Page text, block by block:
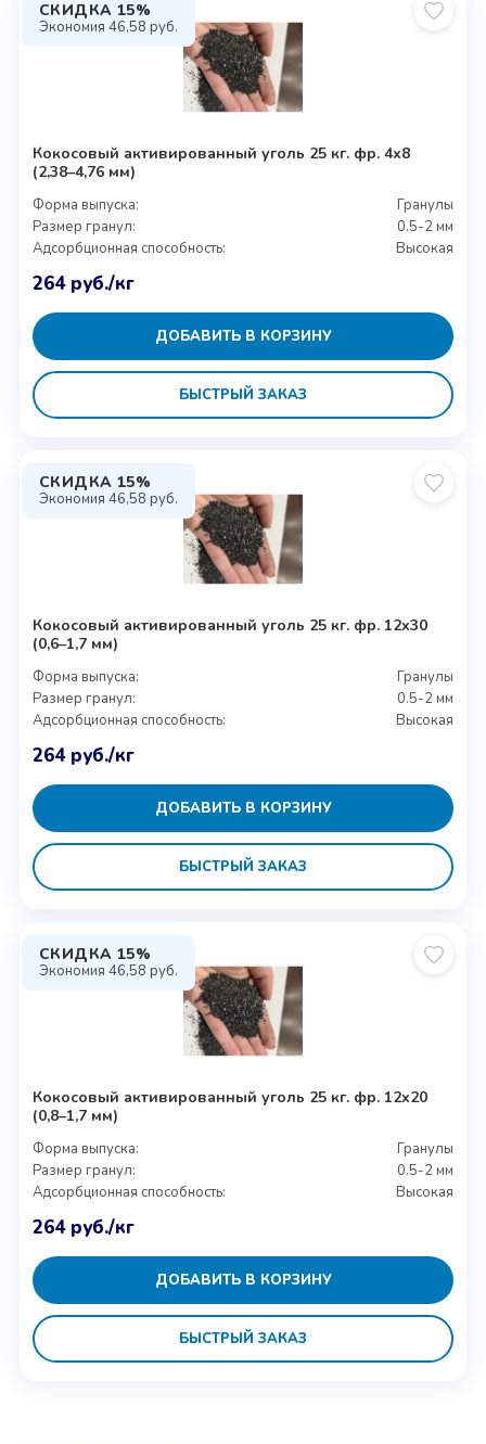
СКИДКА 15%
Экономия 46,58 руб.
Кокосовый активированный уголь 25 кг. фр. 4х8
(2,38–4,76 мм)
Форма выпуска:
Гранулы
Размер гранул:
0.5-2 мм
Адсорбционная способность:
Высокая
264 руб./кг
ДОБАВИТЬ В КОРЗИНУ
БЫСТРЫЙ ЗАКАЗ
СКИДКА 15%
Экономия 46,58 руб.
Кокосовый активированный уголь 25 кг. фр. 12х30
(0,6–1,7 мм)
Форма выпуска:
Гранулы
Размер гранул:
0.5-2 мм
Адсорбционная способность:
Высокая
264 руб./кг
ДОБАВИТЬ В КОРЗИНУ
БЫСТРЫЙ ЗАКАЗ
СКИДКА 15%
Экономия 46,58 руб.
Кокосовый активированный уголь 25 кг. фр. 12х20
(0,8–1,7 мм)
Форма выпуска:
Гранулы
Размер гранул:
0.5-2 мм
Адсорбционная способность:
Высокая
264 руб./кг
ДОБАВИТЬ В КОРЗИНУ
БЫСТРЫЙ ЗАКАЗ